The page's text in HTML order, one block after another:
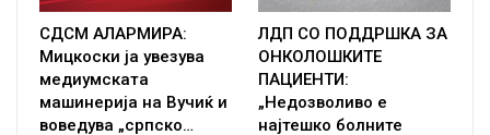
СДСМ АЛАРМИРА:
Мицкоски ја увезува
медиумската
машинерија на Вучиќ и
воведува „српско…
ЛДП СО ПОДДРШКА ЗА
ОНКОЛОШКИТЕ
ПАЦИЕНТИ:
„Недозволиво е
најтешко болните